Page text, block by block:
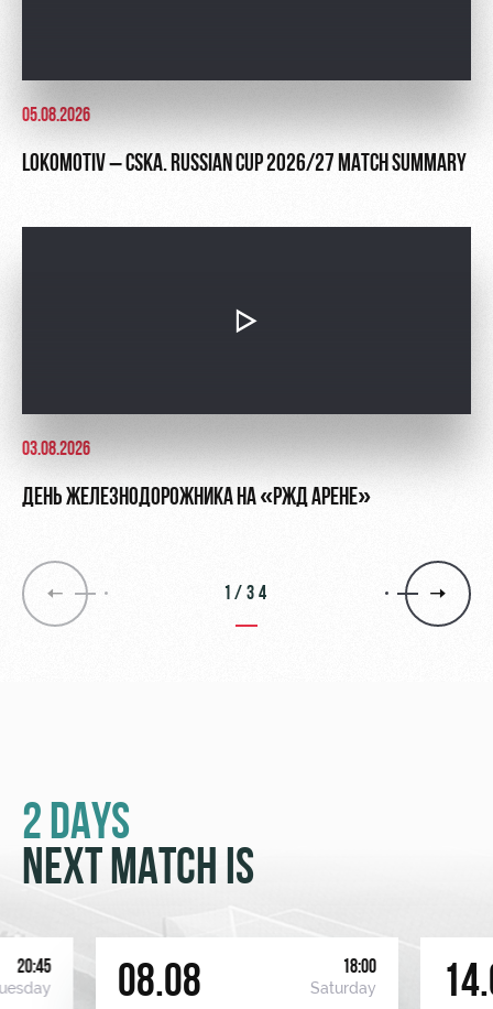
05.08.2026
LOKOMOTIV – CSKA. RUSSIAN CUP 2026/27 MATCH SUMMARY
03.08.2026
ДЕНЬ ЖЕЛЕЗНОДОРОЖНИКА НА «РЖД АРЕНЕ»
1/34
2 DAYS
NEXT MATCH IS
20:45 08.08 18:00
Saturday